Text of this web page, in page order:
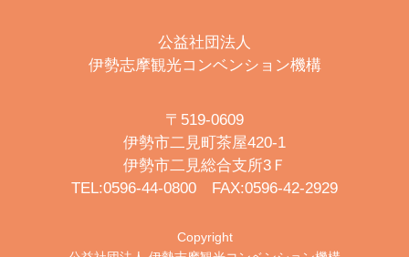
公益社団法人
伊勢志摩観光コンベンション機構
〒519-0609
伊勢市二見町茶屋420-1
伊勢市二見総合支所3Ｆ
TEL:0596-44-0800 FAX:0596-42-2929
Copyright